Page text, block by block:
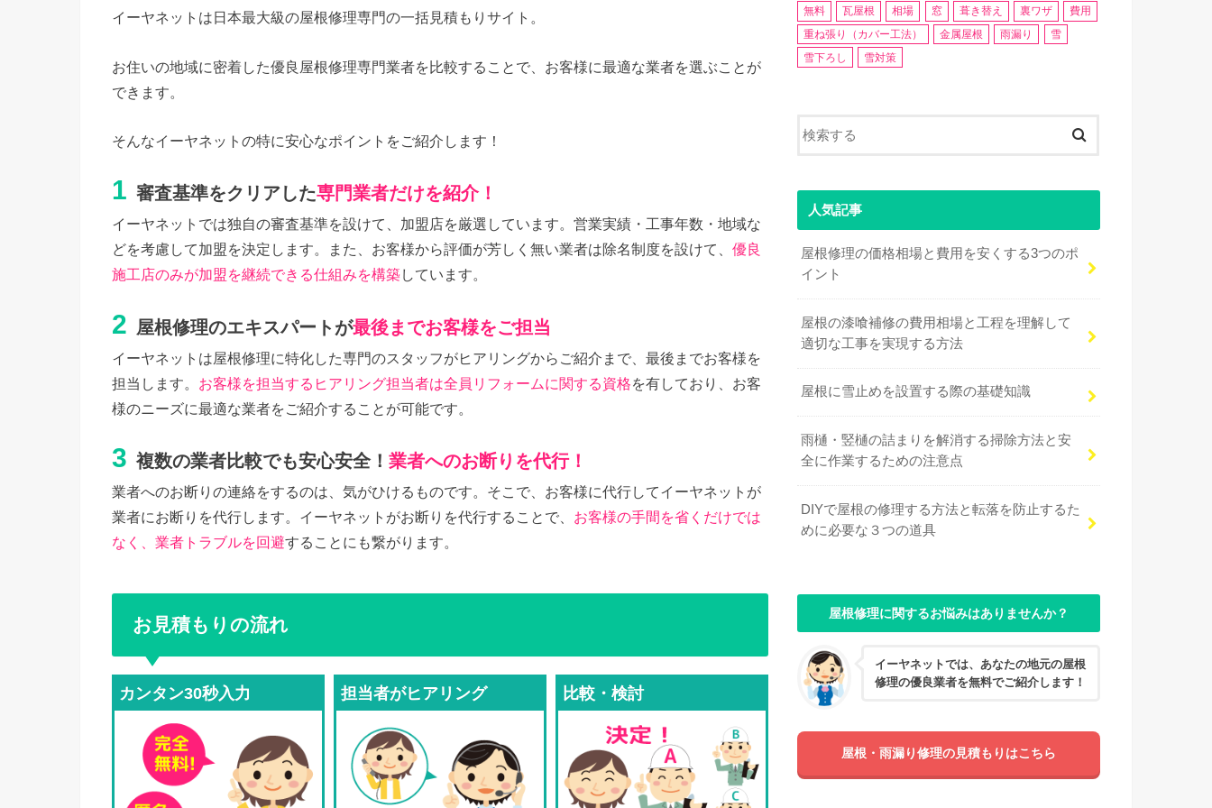
イーヤネットは日本最大級の屋根修理専門の一括見積もりサイト。
お住いの地域に密着した優良屋根修理専門業者を比較することで、お客様に最適な業者を選ぶことが
できます。
そんなイーヤネットの特に安心なポイントをご紹介します！
1 審査基準をクリアした専門業者だけを紹介！
イーヤネットでは独自の審査基準を設けて、加盟店を厳選しています。営業実績・工事年数・地域な
どを考慮して加盟を決定します。また、お客様から評価が芳しく無い業者は除名制度を設けて、 優良
施工店のみが加盟を継続できる仕組みを構築しています。
2 屋根修理のエキスパートが最後までお客様をご担当
イーヤネットは屋根修理に特化した専門のスタッフがヒアリングからご紹介まで、最後までお客様を
担当します。 お客様を担当するヒアリング担当者は全員リフォームに関する資格を有しており、お客
様のニーズに最適な業者をご紹介することが可能です。
3 複数の業者比較でも安心安全！ 業者へのお断りを代行！
業者へのお断りの連絡をするのは、気がひけるものです。そこで、お客様に代行してイーヤネットが
業者にお断りを代行します。イーヤネットがお断りを代行することで、 お客様の手間を省くだけでは
なく、業者トラブルを回避することにも繋がります。
お見積もりの流れ
カンタン30秒入力 担当者がヒアリング 比較・検討
無料 瓦屋根 相場 窓 葺き替え 裏ワザ
費用
重ね張り（カバー工法）
金属屋根 雨漏り
雪
雪下ろし
雪対策
人気記事
屋根修理の価格相場と費用を安くする3つのポ
イント
屋根の漆喰補修の費用相場と工程を理解して
適切な工事を実現する方法
屋根に雪止めを設置する際の基礎知識
雨樋・竪樋の詰まりを解消する掃除方法と安
全に作業するための注意点
DIYで屋根の修理する方法と転落を防止するた
めに必要な３つの道具
屋根修理に関するお悩みはありませんか？
イーヤネットでは、あなたの地元の屋根
修理の優良業者を無料でご紹介します！
屋根・雨漏り修理の見積もりはこちら